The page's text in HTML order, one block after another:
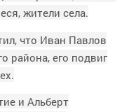
жители села.
что Иван Павлов
района, его подвиг
и Альберт